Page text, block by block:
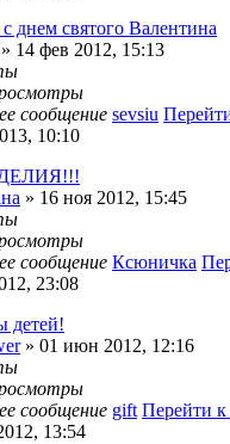
днем святого Валентина
14 фев 2012, 15:13
сообщение sevsiu
10:10
» 16 ноя 2012, 15:45
сообщение Ксюничка
23:08
детей!
» 01 июн 2012, 12:16
сообщение gift Перейти
13:54